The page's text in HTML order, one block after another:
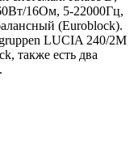
16Ом, 5-22000Гц,
(Euroblock).
LUCIA 240/2M
также есть два